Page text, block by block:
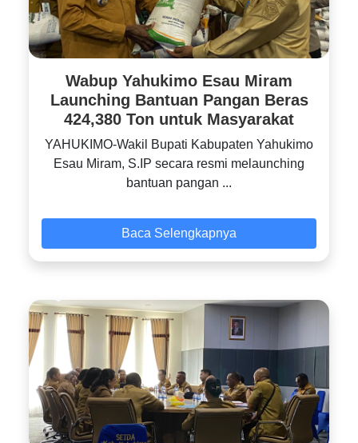
Wabup Yahukimo Esau Miram
Launching Bantuan Pangan Beras
424,380 Ton untuk Masyarakat
YAHUKIMO-Wakil Bupati Kabupaten Yahukimo
Esau Miram, S.IP secara resmi melaunching
bantuan pangan ...
Baca Selengkapnya